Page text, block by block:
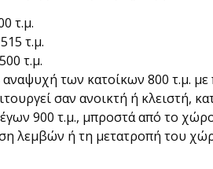
τ.μ.
τ.μ.
τ.μ.
αναψυχή των κατοίκων 800 τ.μ.
σαν ανοικτή ή κλειστή,
900 τ.μ., μπροστά από το
λεμβών ή τη μετατροπή του